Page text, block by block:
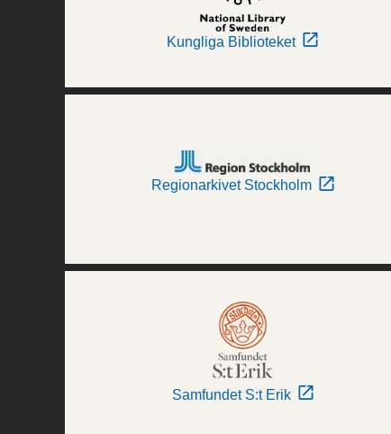
Kungliga Biblioteket
Regionarkivet Stockholm
Samfundet S:t Erik